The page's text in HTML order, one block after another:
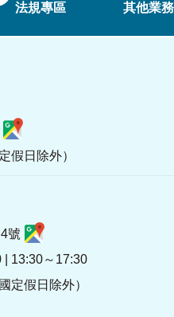
法規專區 其他業務
假日除外）
號
13:30～17:30
定假日除外）